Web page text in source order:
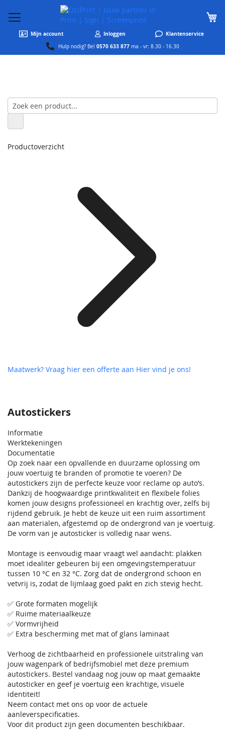
Mijn account Inloggen Klantenservice
Hulp nodig? Bel 0570 633 877 ma - vr: 8.30 - 16.30
Autostickers
Informatie
Werktekeningen
Documentatie
Op zoek naar een opvallende en duurzame oplossing om
jouw voertuig te branden of promotie te voeren? De
autostickers zijn de perfecte keuze voor reclame op auto’s.
Dankzij de hoogwaardige printkwaliteit en flexibele folies
komen jouw designs professioneel en krachtig over, zelfs bij
rijdend gebruik. Je hebt de keuze uit een ruim assortiment
aan materialen, afgestemd op de ondergrond van je voertuig.
De vorm van je autosticker is volledig naar wens.
Montage is eenvoudig maar vraagt wel aandacht: plakken
moet idealiter gebeuren bij een omgevingstemperatuur
tussen 10 °C en 32 °C. Zorg dat de ondergrond schoon en
vetvrij is, zodat de lijmlaag goed pakt en zich stevig hecht.
✅ Grote formaten mogelijk
✅ Ruime materiaalkeuze
✅ Vormvrijheid
✅ Extra bescherming met mat of glans laminaat
Verhoog de zichtbaarheid en professionele uitstraling van
jouw wagenpark of bedrijfsmobiel met deze premium
autostickers. Bestel vandaag nog jouw op maat gemaakte
autosticker en geef je voertuig een krachtige, visuele
identiteit!
Neem contact met ons op voor de actuele
aanleverspecificaties.
Voor dit product zijn geen documenten beschikbaar.
Productoverzicht
Maatwerk? Vraag hier een offerte aan Hier vind je ons!